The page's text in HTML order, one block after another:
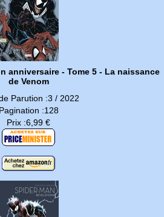
anniversaire - Tome 5 - La naissance
de Venom
Parution :3 / 2022
Pagination :128
Prix :6,99 €